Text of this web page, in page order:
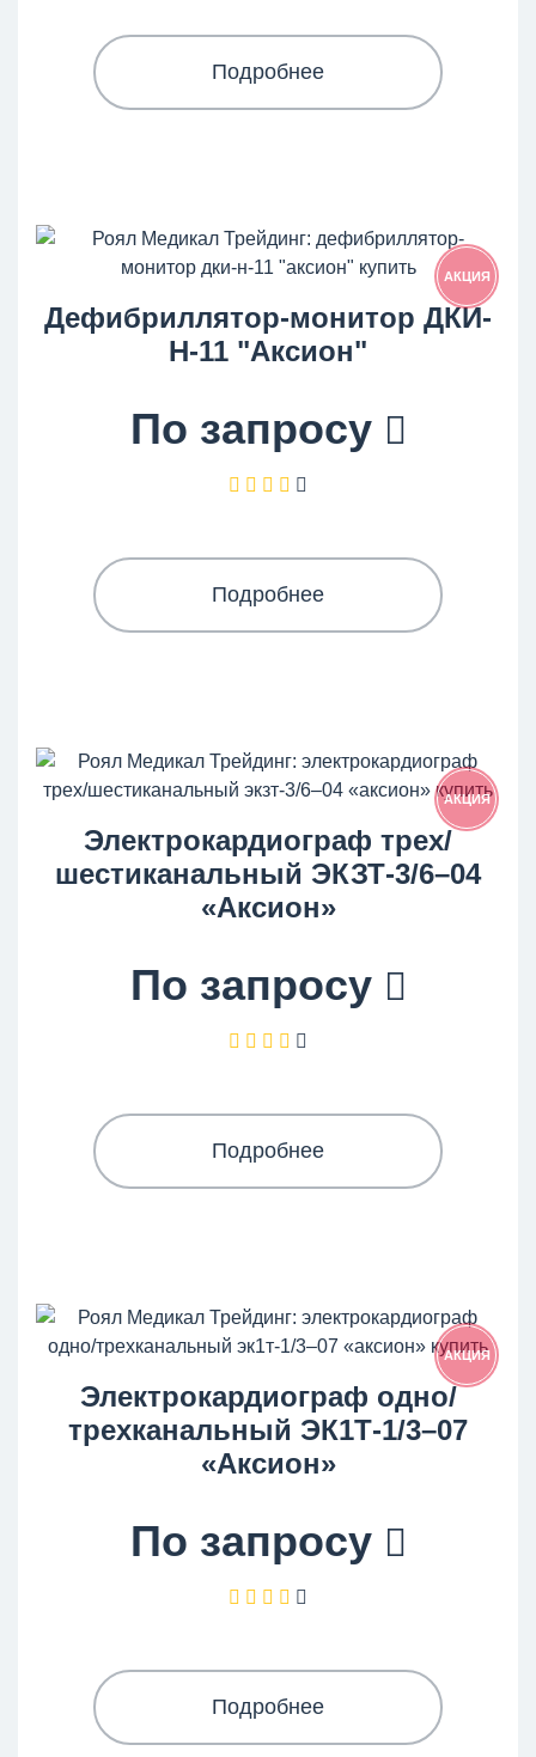
Подробнее
АКЦИЯ
Дефибриллятор-монитор ДКИ-
Н-11 "Аксион"
По запросу
Подробнее
АКЦИЯ
Электрокардиограф трех/
шестиканальный ЭКЗТ-3/6–04
«Аксион»
По запросу
Подробнее
АКЦИЯ
Электрокардиограф одно/
трехканальный ЭК1Т-1/3–07
«Аксион»
По запросу
Подробнее